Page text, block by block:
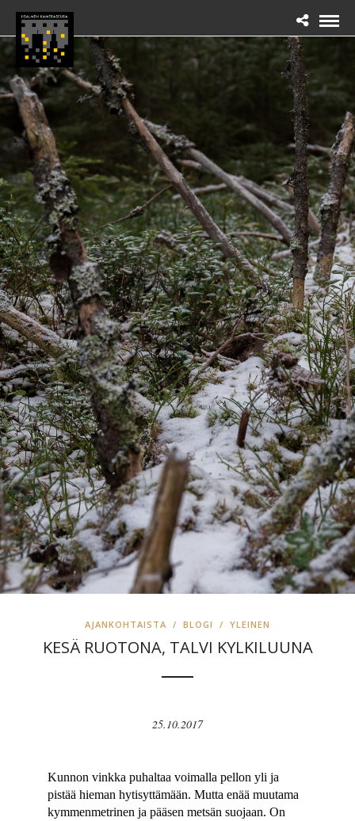
AJANKOHTAISTA / BLOGI / YLEINEN
KESÄ RUOTONA, TALVI KYLKILUUNA
25.10.2017
Kunnon vinkka puhaltaa voimalla pellon yli ja
pistää hieman hytisyttämään. Mutta enää muutama
kymmenmetrinen ja pääsen metsän suojaan. On